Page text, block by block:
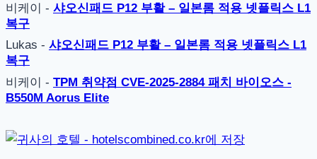
비케이 - 샤오신패드 P12 부활 – 일본롬 적용 넷플릭스 L1
복구
Lukas - 샤오신패드 P12 부활 – 일본롬 적용 넷플릭스 L1
복구
비케이 - TPM 취약점 CVE-2025-2884 패치 바이오스 -
B550M Aorus Elite